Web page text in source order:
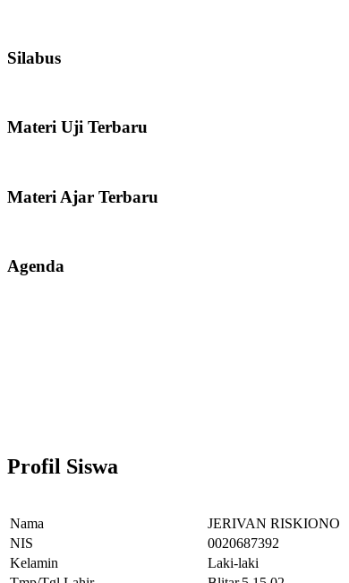
Silabus
Materi Uji Terbaru
Materi Ajar Terbaru
Agenda
Profil Siswa
Nama
JERIVAN RISKIONO
NIS
0020687392
Kelamin
Laki-laki